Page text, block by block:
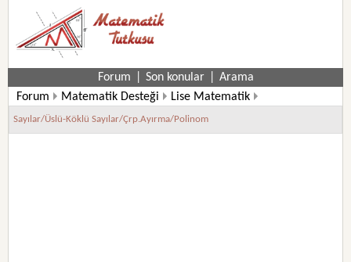
Forum Son konular
Arama
Forum
Matematik Desteği Lise Matematik
Sayılar/Üslü-Köklü Sayılar/Çrp.Ayırma/Polinom